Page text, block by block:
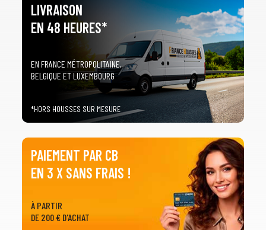
LIVRAISON
EN 48 HEURES*
EN FRANCE MÉTROPOLITAINE,
BELGIQUE ET LUXEMBOURG
*HORS HOUSSES SUR MESURE
PAIEMENT PAR CB
EN 3 X SANS FRAIS !
À PARTIR
DE 200 € D'ACHAT